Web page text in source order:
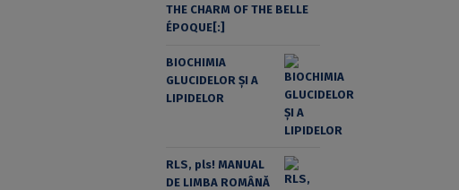
THE CHARM OF THE BELLE
ÉPOQUE[:]
BIOCHIMIA
GLUCIDELOR ȘI A
LIPIDELOR
RLS, pls! MANUAL
DE LIMBA ROMÂNĂ